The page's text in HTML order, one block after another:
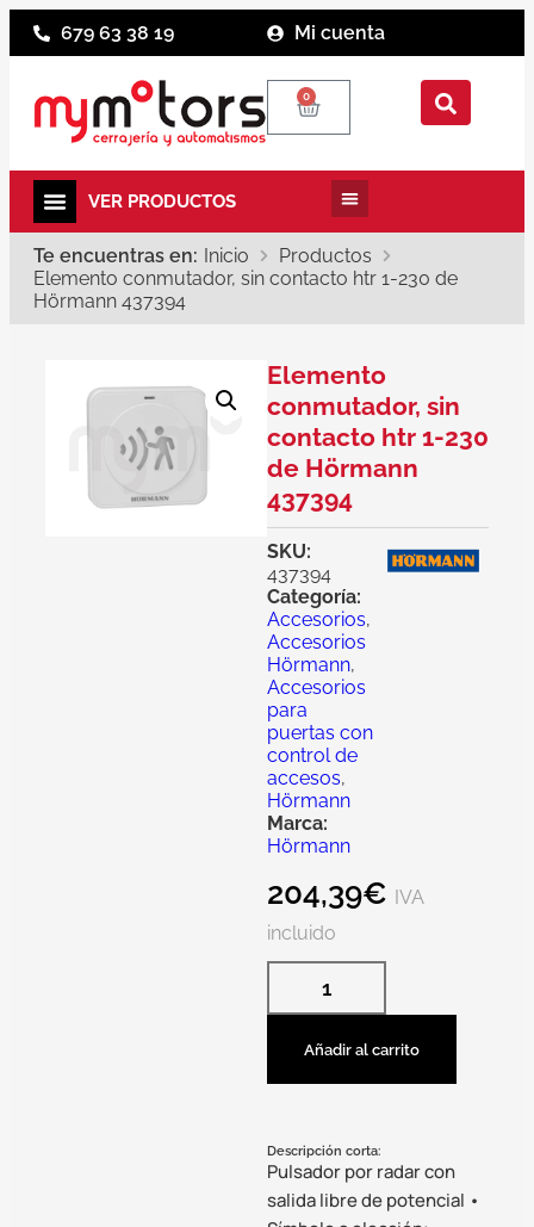
679 63 38 19 Mi cuenta
0
Te encuentras en: Inicio
Productos
Elemento conmutador, sin contacto htr 1-230 de
Hörmann 437394
Elemento
conmutador, sin
contacto htr 1-230
de Hörmann
437394
SKU:
437394
Categoría:
Accesorios,
Accesorios
Hörmann,
Accesorios
para
puertas con
control de
accesos,
Hörmann
Marca:
Hörmann
204,39€ IVA
incluido
Añadir al carrito
Descripción corta:
Pulsador por radar con
salida libre de potencial •